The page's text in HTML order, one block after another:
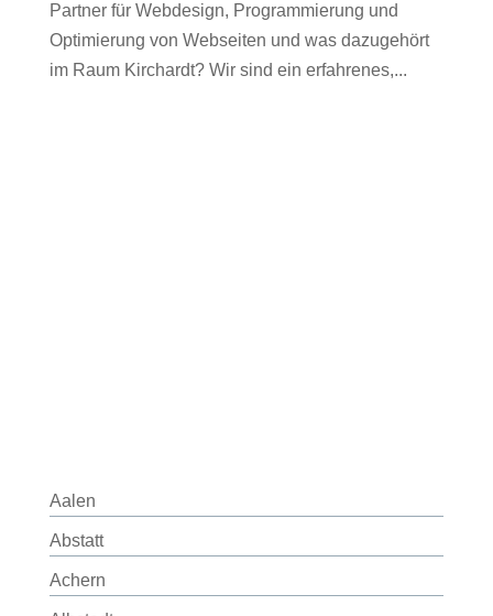
Partner für Webdesign, Programmierung und
Optimierung von Webseiten und was dazugehört
im Raum Kirchardt? Wir sind ein erfahrenes,...
Aalen
Abstatt
Achern